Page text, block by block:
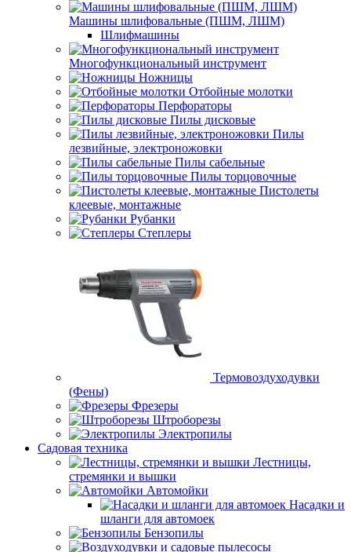
Машины шлифовальные (ПШМ, ЛШМ)
Шлифмашины
Многофункциональный инструмент
Ножницы
Отбойные молотки
Перфораторы
Пилы дисковые
Пилы
лезвийные, электроножовки
Пилы сабельные
Пилы торцовочные
Пистолеты
клеевые, монтажные
Рубанки
Степлеры
Термовоздуходувки
(Фены)
Фрезеры
Штроборезы
Электропилы
Садовая техника
Лестницы,
стремянки и вышки
Автомойки
Насадки и
шланги для автомоек
Бензопилы